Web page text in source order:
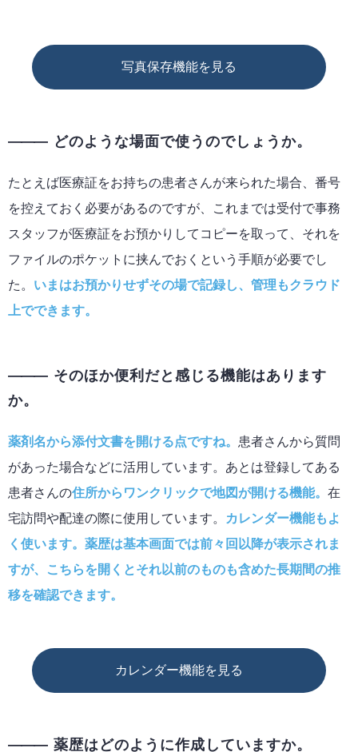
写真保存機能を見る
どのような場面で使うのでしょうか。
たとえば医療証をお持ちの患者さんが来られた場合、番号
を控えておく必要があるのですが、これまでは受付で事務
スタッフが医療証をお預かりしてコピーを取って、それを
ファイルのポケットに挟んでおくという手順が必要でし
た。 いまはお預かりせずその場で記録し、管理もクラウド
上でできます。
そのほか便利だと感じる機能はあります
か。
薬剤名から添付文書を開ける点ですね。 患者さんから質問
があった場合などに活用しています。あとは登録してある
患者さんの住所からワンクリックで地図が開ける機能。 在
宅訪問や配達の際に使用しています。
カレンダー機能もよ
く使います。薬歴は基本画面では前々回以降が表示されま
すが、こちらを開くとそれ以前のものも含めた長期間の推
移を確認できます。
カレンダー機能を見る
薬歴はどのように作成していますか。